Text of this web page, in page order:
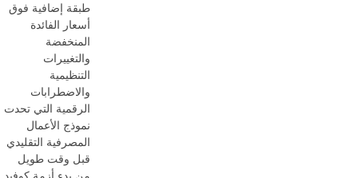
طبقة إضافية فوق
أسعار الفائدة
المنخفضة
والتغييرات
التنظيمية
والاضطرابات
الرقمية التي تحدت
نموذج الأعمال
المصرفية التقليدي
قبل وقت طويل